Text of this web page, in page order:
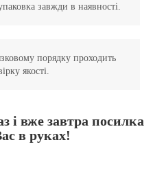
завжди в наявності.
порядку проходить
якості.
і вже завтра посилка
в руках!